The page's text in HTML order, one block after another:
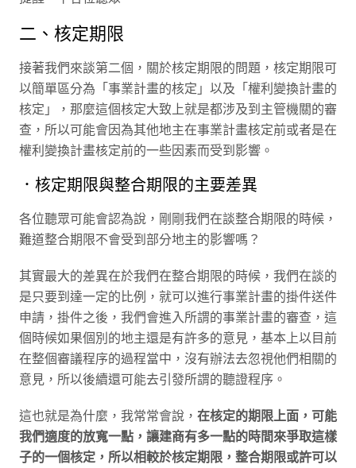
二、核定期限
接著我們來談第二個，關於核定期限的問題，核定期限可
以簡單區分為「事業計畫的核定」以及「權利變換計畫的
核定」，那麼這個核定大致上就是都涉及到主管機關的審
查，所以可能會因為其他地主在事業計畫核定前或者是在
權利變換計畫核定前的一些因素而受到影響。
．核定期限與整合期限的主要差異
各位聽眾可能會認為說，剛剛我們在談整合期限的時候，
難道整合期限不會受到部分地主的影響嗎？
其實最大的差異在於我們在整合期限的時候，我們在談的
是只要到達一定的比例，就可以進行事業計畫的掛件送件
申請，掛件之後，我們會進入所謂的事業計畫的審查，這
個時候如果個別的地主還是有許多的意見，基本上以目前
在整個審議程序的過程當中，沒有辦法去忽視他們相關的
意見，所以後續還可能去引發所謂的聽證程序。
這也就是為什麼，我常常會說， 在核定的期限上面，可能
我們適度的放寬一點，讓建商有多一點的時間來爭取這樣
子的一個核定，所以相較於核定期限，整合期限或許可以